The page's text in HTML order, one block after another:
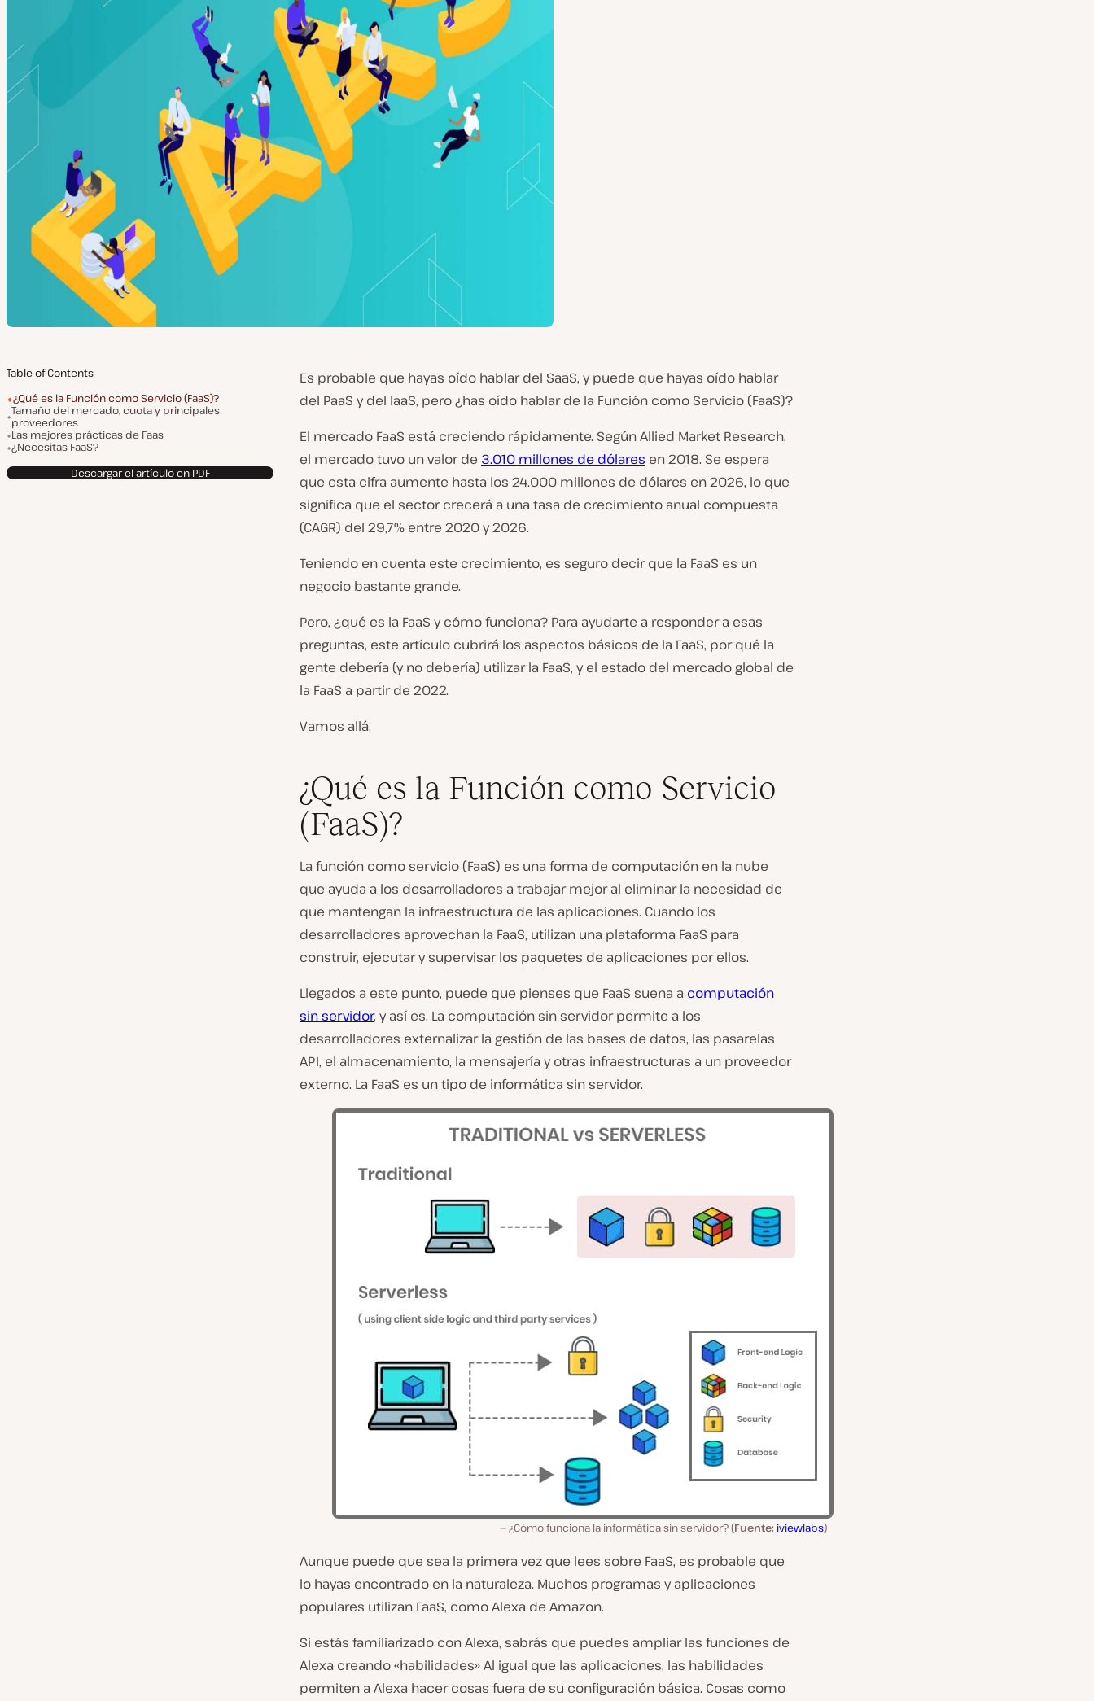
Table of Contents
¿Qué es la Función como Servicio (FaaS)?
Tamaño del mercado, cuota y principales
proveedores
Las mejores prácticas de Faas
¿Necesitas FaaS?
Descargar el artículo en PDF
Es probable que hayas oído hablar del SaaS, y puede que hayas oído hablar
del PaaS y del IaaS, pero ¿has oído hablar de la Función como Servicio (FaaS)?
El mercado FaaS está creciendo rápidamente. Según Allied Market Research,
el mercado tuvo un valor de 3.010 millones de dólares en 2018. Se espera
que esta cifra aumente hasta los 24.000 millones de dólares en 2026, lo que
significa que el sector crecerá a una tasa de crecimiento anual compuesta
(CAGR) del 29,7% entre 2020 y 2026.
Teniendo en cuenta este crecimiento, es seguro decir que la FaaS es un
negocio bastante grande.
Pero, ¿qué es la FaaS y cómo funciona? Para ayudarte a responder a esas
preguntas, este artículo cubrirá los aspectos básicos de la FaaS, por qué la
gente debería (y no debería) utilizar la FaaS, y el estado del mercado global de
la FaaS a partir de 2022.
Vamos allá.
¿Qué es la Función como Servicio
(FaaS)?
La función como servicio (FaaS) es una forma de computación en la nube
que ayuda a los desarrolladores a trabajar mejor al eliminar la necesidad de
que mantengan la infraestructura de las aplicaciones. Cuando los
desarrolladores aprovechan la FaaS, utilizan una plataforma FaaS para
construir, ejecutar y supervisar los paquetes de aplicaciones por ellos.
Llegados a este punto, puede que pienses que FaaS suena a computación
sin servidor, y así es. La computación sin servidor permite a los
desarrolladores externalizar la gestión de las bases de datos, las pasarelas
API, el almacenamiento, la mensajería y otras infraestructuras a un proveedor
externo. La FaaS es un tipo de informática sin servidor.
¿Cómo funciona la informática sin servidor? (Fuente: iviewlabs)
Aunque puede que sea la primera vez que lees sobre FaaS, es probable que
lo hayas encontrado en la naturaleza. Muchos programas y aplicaciones
populares utilizan FaaS, como Alexa de Amazon.
Si estás familiarizado con Alexa, sabrás que puedes ampliar las funciones de
Alexa creando «habilidades» Al igual que las aplicaciones, las habilidades
permiten a Alexa hacer cosas fuera de su configuración básica. Cosas como